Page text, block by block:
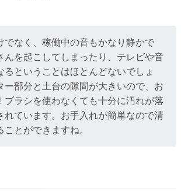
でなく、稼働中の音もかなり静かで
んを起こしてしまったり、テレビや音
るということはほとんどないでしょ
ー部分と土台の隙間が大きいので、お
ブラシを使わなくても十分に汚れが落
れています。お手入れが簡単なので清
とができますね。